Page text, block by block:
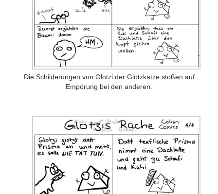
Die Schilderungen von Glotzi der Glotzkatze stoßen auf
Empörung bei den anderen.